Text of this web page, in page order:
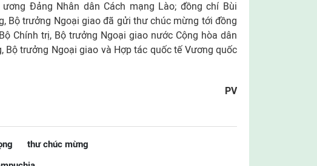
Ðảng Nhân dân Cách mạng Lào; đồng chí Bùi
Bộ trưởng Ngoại giao đã gửi thư chúc mừng tới đồng
Chính trị, Bộ trưởng Ngoại giao nước Cộng hòa dân
Bộ trưởng Ngoại giao và Hợp tác quốc tế Vương quốc
PV
thư chúc mừng